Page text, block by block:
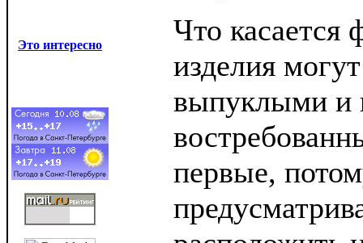
Это интересно
Что касается
изделия
выпуклыми и
первые,